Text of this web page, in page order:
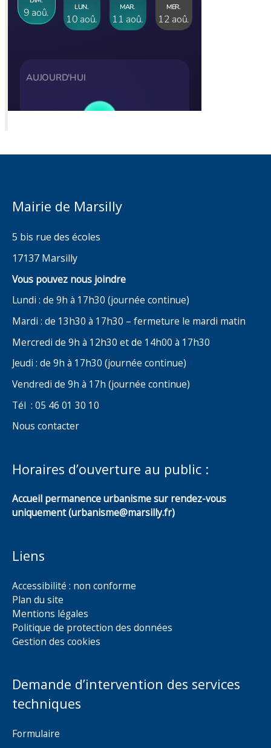
Mairie de Marsilly
5 bis rue des écoles
17137 Marsilly
Vous pouvez nous joindre
Lundi : de 9h à 17h30 (journée continue)
Mardi : de 13h30 à 17h30 – fermeture le mardi matin
Mercredi de 9h à 12h30 et de 14h00 à 17h30
Jeudi : de 9h à 17h30 (journée continue)
Vendredi de 9h à 17h (journée continue)
Tél : 05 46 01 30 10
Nous contacter
Horaires d’ouverture au public :
Accueil permanence urbanisme sur rendez-vous
uniquement (urbanisme@marsilly.fr)
Liens
Accessibilité : non conforme
Plan du site
Mentions légales
Politique de protection des données
Gestion des cookies
Demande d’intervention des services
techniques
Formulaire